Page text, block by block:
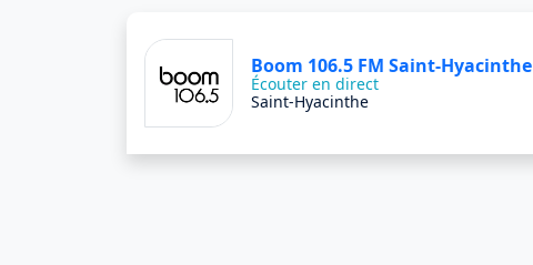
Boom 106.5 FM Saint-Hyacinthe
Écouter en direct
Saint-Hyacinthe